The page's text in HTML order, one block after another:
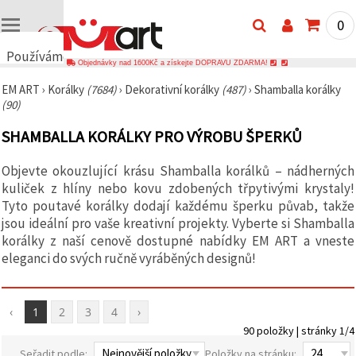
Používáme
🍪
Používáme
podobné
technologie,
zajistili
správné
fungování
webu,
zlepšili vaše
prostředí
při jeho
používání a
souhlasem
analyzovali
návštěvnost
relevantnější
0
Objednávky nad 1600Kč a získejte DOPRAVU ZDARMA!
EM ART › Korálky (7684)› Dekorativní korálky (487)› Shamballa korálky
(90)
SHAMBALLA KORÁLKY PRO VÝROBU ŠPERKŮ
Objevte okouzlující krásu Shamballa korálků – nádherných
kuliček z hlíny nebo kovu zdobených třpytivými krystaly!
Tyto poutavé korálky dodají každému šperku půvab, takže
jsou ideální pro vaše kreativní projekty. Vyberte si Shamballa
korálky z naší cenově dostupné nabídky EM ART a vneste
eleganci do svých ručně vyráběných designů!
‹ 1 2 3 4 ›
90 položky | stránky 1/4